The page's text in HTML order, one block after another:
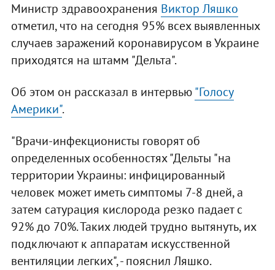
Министр здравоохранения Виктор Ляшко
отметил, что на сегодня 95% всех выявленных
случаев заражений коронавирусом в Украине
приходятся на штамм "Дельта".
Об этом он рассказал в интервью"Голосу
Америки".
"Врачи-инфекционисты говорят об
определенных особенностях "Дельты "на
территории Украины: инфицированный
человек может иметь симптомы 7-8 дней, а
затем сатурация кислорода резко падает с
92% до 70%. Таких людей трудно вытянуть, их
подключают к аппаратам искусственной
вентиляции легких", - пояснил Ляшко.